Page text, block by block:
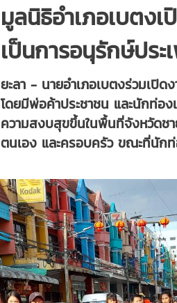
มูลนิธิอำเภอเบตงเ
เป็นการอนุรักษ์ป
ยะลา - นายอำเภอเบตงร่วมเปิด
โดยมีพ่อค้าประชาชน และนักท่อง
ความสงบสุขขึ้นในพื้นที่จังหวัดช
ตนเอง และครอบครัว ขณะที่นักท่